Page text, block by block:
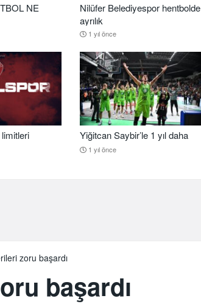
NE
Nilüfer Belediyespor hentbolde
ayrılık
1 yıl önce
Yiğitcan Saybir’le 1 yıl daha
1 yıl önce
zoru başardı
başardı